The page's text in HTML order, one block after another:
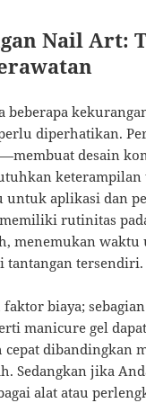
Nail Art:
beberapa
diperhatikan.
desain
keterampilan
untuk aplikasi dan
rutinitas
menemukan waktu
tantangan tersendiri.
faktor biaya;
manicure gel
dibandingkan
Sedangkan jika
alat atau